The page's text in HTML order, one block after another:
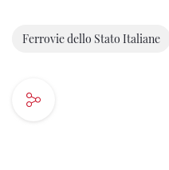
Ferrovie dello Stato Italiane